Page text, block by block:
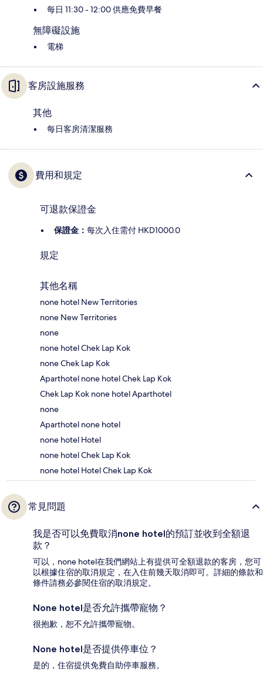
每日 11:30 - 12:00 供應免費早餐
無障礙設施
電梯
客房設施服務
其他
每日客房清潔服務
費用和規定
可退款保證金
保證金： 每次入住需付 HKD1000.0
規定
其他名稱
none hotel New Territories
none New Territories
none
none hotel Chek Lap Kok
none Chek Lap Kok
Aparthotel none hotel Chek Lap Kok
Chek Lap Kok none hotel Aparthotel
none
Aparthotel none hotel
none hotel Hotel
none hotel Chek Lap Kok
none hotel Hotel Chek Lap Kok
常見問題
我是否可以免費取消none hotel的預訂並收到全額退
款？
可以，none hotel在我們網站上有提供可全額退款的客房，您可
以根據住宿的取消規定，在入住前幾天取消即可。詳細的條款和
條件請務必參閱住宿的取消規定。
None hotel是否允許攜帶寵物？
很抱歉，恕不允許攜帶寵物。
None hotel是否提供停車位？
是的，住宿提供免費自助停車服務。